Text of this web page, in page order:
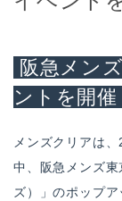
阪急メン
ントを開催
メンズクリアは
中、阪急メンズ
ズ）」のポップア